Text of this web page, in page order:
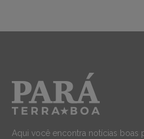
Aqui você encontra notícias boas